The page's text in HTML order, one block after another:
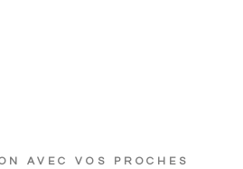
AVEC VOS PROCHES